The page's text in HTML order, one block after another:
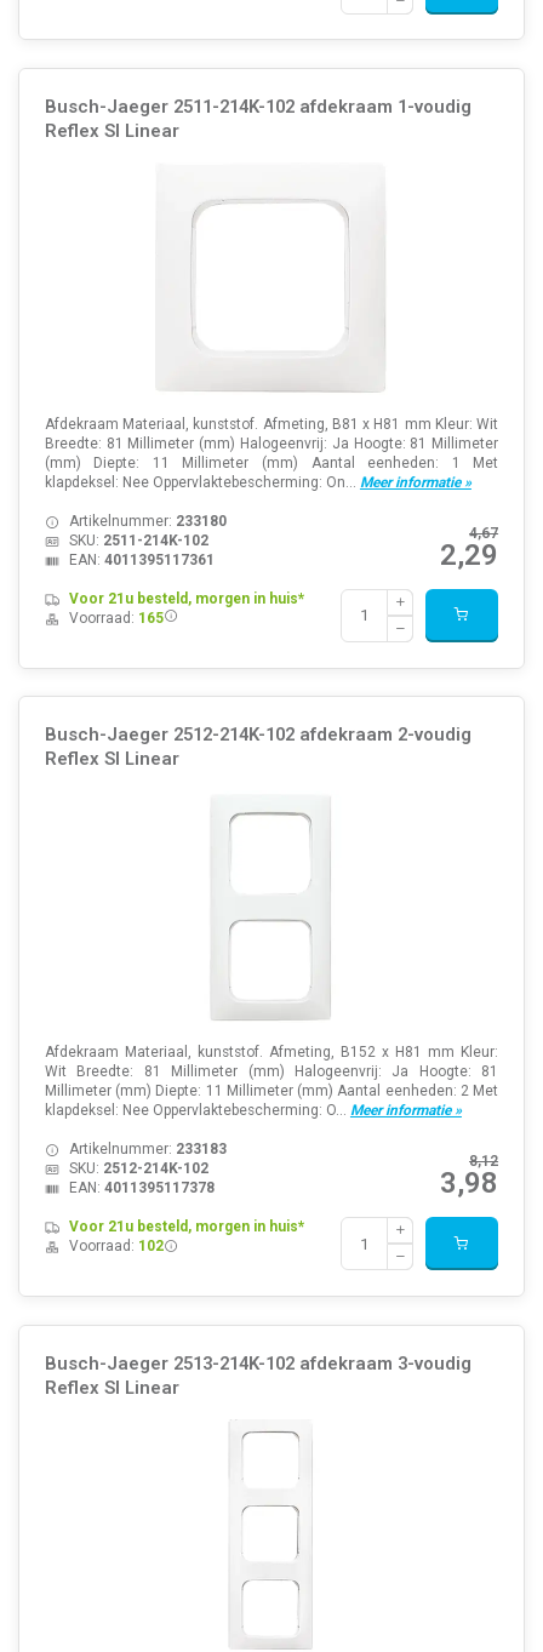
Busch-Jaeger 2511-214K-102 afdekraam 1-voudig
Reflex SI Linear
Afdekraam Materiaal, kunststof. Afmeting, B81 x H81 mm Kleur: Wit
Breedte: 81 Millimeter (mm) Halogeenvrij: Ja Hoogte: 81 Millimeter
(mm) Diepte: 11 Millimeter (mm) Aantal eenheden: 1 Met
klapdeksel: Nee Oppervlaktebescherming: On... Meer informatie »
4,67
2,29
Artikelnummer: 233180
SKU: 2511-214K-102
EAN: 4011395117361
Voor 21u besteld, morgen in huis*
Voorraad: 165
Busch-Jaeger 2512-214K-102 afdekraam 2-voudig
Reflex SI Linear
Afdekraam Materiaal, kunststof. Afmeting, B152 x H81 mm Kleur:
Wit Breedte: 81 Millimeter (mm) Halogeenvrij: Ja Hoogte: 81
Millimeter (mm) Diepte: 11 Millimeter (mm) Aantal eenheden: 2 Met
klapdeksel: Nee Oppervlaktebescherming: O... Meer informatie »
8,12
3,98
Artikelnummer: 233183
SKU: 2512-214K-102
EAN: 4011395117378
Voor 21u besteld, morgen in huis*
Voorraad: 102
Busch-Jaeger 2513-214K-102 afdekraam 3-voudig
Reflex SI Linear